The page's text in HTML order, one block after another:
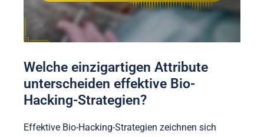
Welche einzigartigen Attribute
unterscheiden effektive Bio-
Hacking-Strategien?
Effektive Bio-Hacking-Strategien zeichnen sich